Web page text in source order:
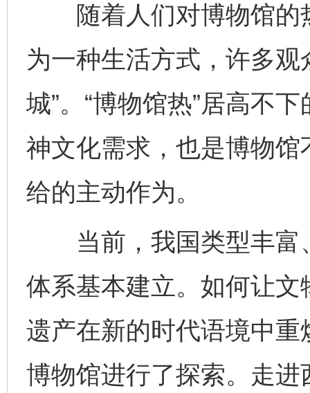
随着人们对博物馆的
为一种生活方式，许多
城”。“博物馆热”居高不
神文化需求，也是博物
给的主动作为。
当前，我国类型丰富
体系基本建立。如何让
遗产在新的时代语境中
博物馆进行了探索。走进